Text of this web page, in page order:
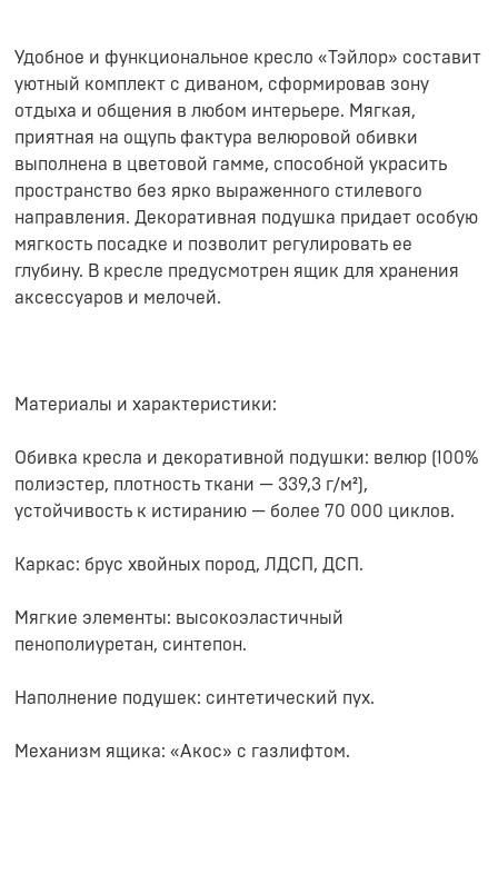
Удобное и функциональное кресло «Тэйлор» составит
уютный комплект с диваном, сформировав зону
отдыха и общения в любом интерьере. Мягкая,
приятная на ощупь фактура велюровой обивки
выполнена в цветовой гамме, способной украсить
пространство без ярко выраженного стилевого
направления. Декоративная подушка придает особую
мягкость посадке и позволит регулировать ее
глубину. В кресле предусмотрен ящик для хранения
аксессуаров и мелочей.
Материалы и характеристики:
Обивка кресла и декоративной подушки: велюр (100%
полиэстер, плотность ткани — 339,3 г/м²),
устойчивость к истиранию — более 70 000 циклов.
Каркас: брус хвойных пород, ЛДСП, ДСП.
Мягкие элементы: высокоэластичный
пенополиуретан, синтепон.
Наполнение подушек: синтетический пух.
Механизм ящика: «Акос» с газлифтом.